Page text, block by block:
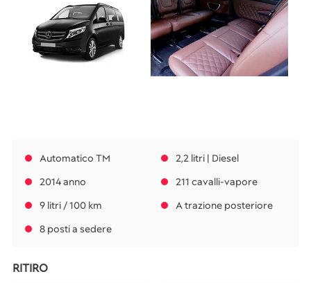
Automatico TM
2,2 litri | Diesel
2014 anno
211 cavalli-vapore
9 litri / 100 km
A trazione posteriore
8 posti a sedere
RITIRO